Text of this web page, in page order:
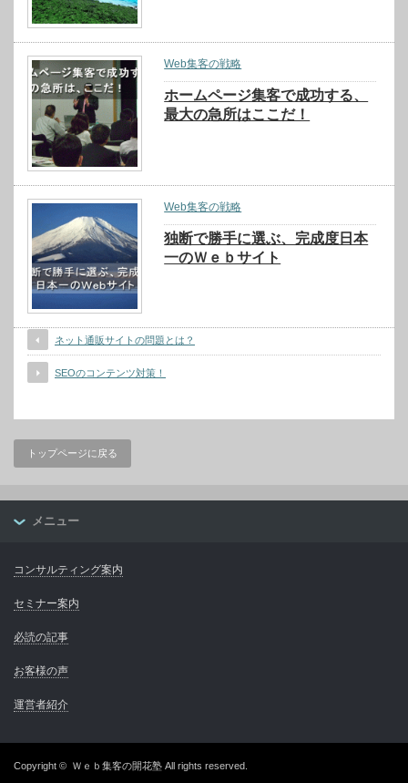
Web集客の戦略
ホームページ集客で成功する、
最大の急所はここだ！
Web集客の戦略
独断で勝手に選ぶ、完成度日本
一のＷｅｂサイト
ネット通販サイトの問題とは？
SEOのコンテンツ対策！
トップページに戻る
メニュー
コンサルティング案内
セミナー案内
必読の記事
お客様の声
運営者紹介
Copyright © Ｗｅｂ集客の開花塾 All rights reserved.